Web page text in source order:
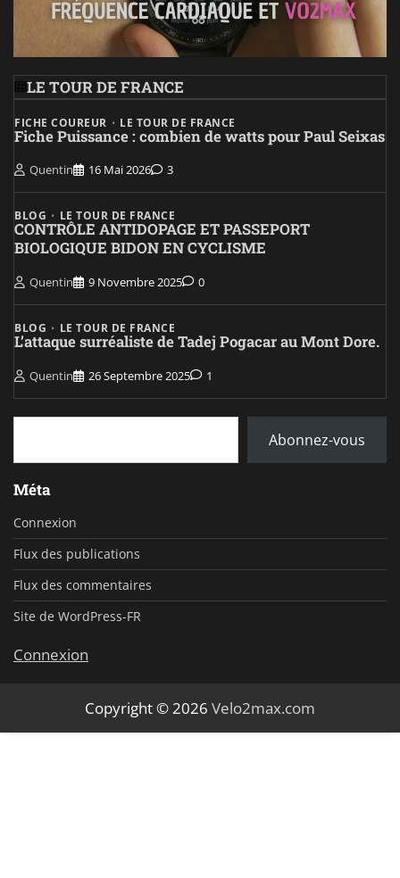
LE TOUR DE FRANCE
FICHE COUREUR LE TOUR DE FRANCE
Fiche Puissance : combien de watts pour Paul Seixas
Quentin 16 Mai 2026 3
BLOG LE TOUR DE FRANCE
CONTRÔLE ANTIDOPAGE ET PASSEPORT
BIOLOGIQUE BIDON EN CYCLISME
Quentin 9 Novembre 2025 0
BLOG LE TOUR DE FRANCE
L’attaque surréaliste de Tadej Pogacar au Mont Dore.
Quentin 26 Septembre 2025 1
Saisissez votre adresse e-mail…
Abonnez-vous
Méta
Connexion
Flux des publications
Flux des commentaires
Site de WordPress-FR
Connexion
Copyright © 2026 Velo2max.com